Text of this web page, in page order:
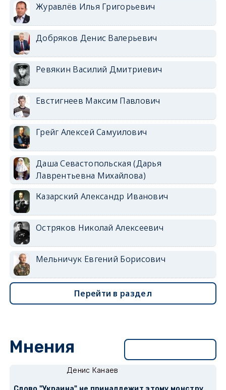
Журавлёв Илья Григорьевич
Добряков Денис Валерьевич
Ревякин Василий Дмитриевич
Евстигнеев Максим Павлович
Грейг Алексей Самуилович
Даша Севастопольская (Дарья
Лаврентьевна Михайлова)
Казарский Александр Иванович
Остряков Николай Алексеевич
Мельничук Евгений Борисович
Перейти в раздел
Мнения
Денис Канаев